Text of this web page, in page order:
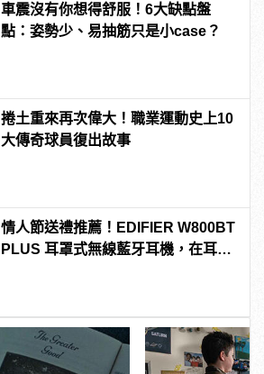
車震沒有你想得舒服！6大缺點盤
點：姿勢少、易抽筋只是小case？
捲土重來再次偉大！職業運動史上10
大傳奇球員復出故事
情人節送禮推薦！EDIFIER W800BT
PLUS 耳罩式無線藍牙耳機，在耳邊